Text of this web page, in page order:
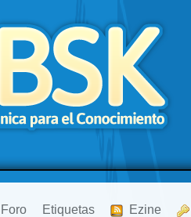
Foro Etiquetas Ezine